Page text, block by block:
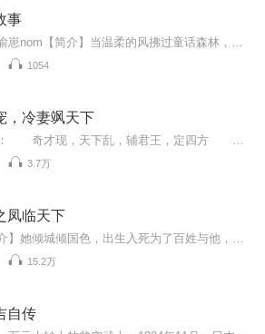
事
1054
，冷妻飒天下
3.7万
凤临天下
15.2万
自传